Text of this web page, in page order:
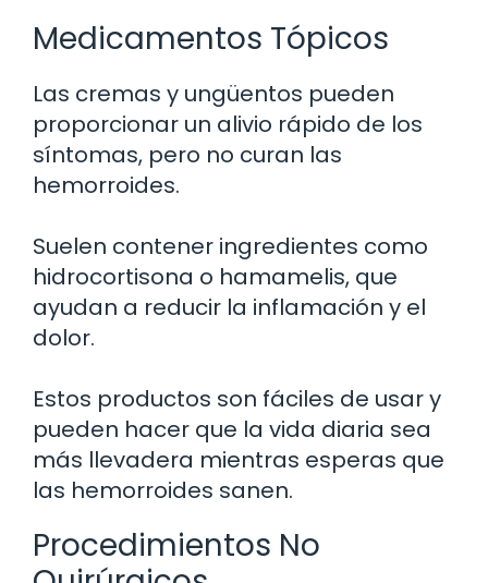
Medicamentos Tópicos
Las cremas y ungüentos pueden
proporcionar un alivio rápido de los
síntomas, pero no curan las
hemorroides.
Suelen contener ingredientes como
hidrocortisona o hamamelis, que
ayudan a reducir la inflamación y el
dolor.
Estos productos son fáciles de usar y
pueden hacer que la vida diaria sea
más llevadera mientras esperas que
las hemorroides sanen.
Procedimientos No